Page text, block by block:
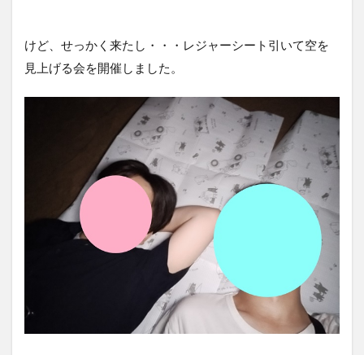
けど、せっかく来たし・・・レジャーシート引いて空を
見上げる会を開催しました。